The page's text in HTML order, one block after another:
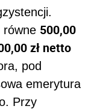
równe 500,00
zł netto
pod
emerytura
Przy